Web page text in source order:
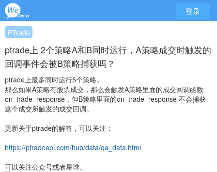
登录
PTrade
ptrade上 2个策略A和B同时运行，A策略成交时触发的
回调事件会被B策略捕获吗？
ptrade上最多同时运行5个策略。
那么如果A策略有股票成交，那么会触发A策略里面的成交回调函数
on_trade_response，但B策略里面的on_trade_response 不会捕获
这个成交所触发的成交回调。
更新关于ptrade的解答，可以关注：
https://ptradeapi.com/hub/data/qa_data.html
可以关注公众号或者星球。